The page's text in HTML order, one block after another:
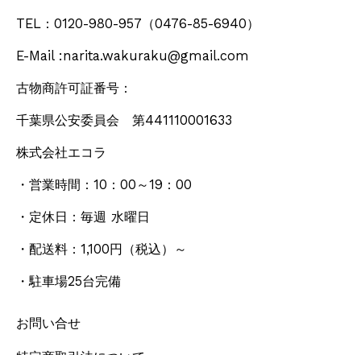
TEL：0120-980-957 （0476-85-6940）
E-Mail :narita.wakuraku@gmail.com
古物商許可証番号：
千葉県公安委員会 第441110001633
株式会社エコラ
・営業時間：10：00～19：00
・定休日：毎週 水曜日
・配送料：1,100円 （税込） ～
・駐車場25台完備
お問い合せ